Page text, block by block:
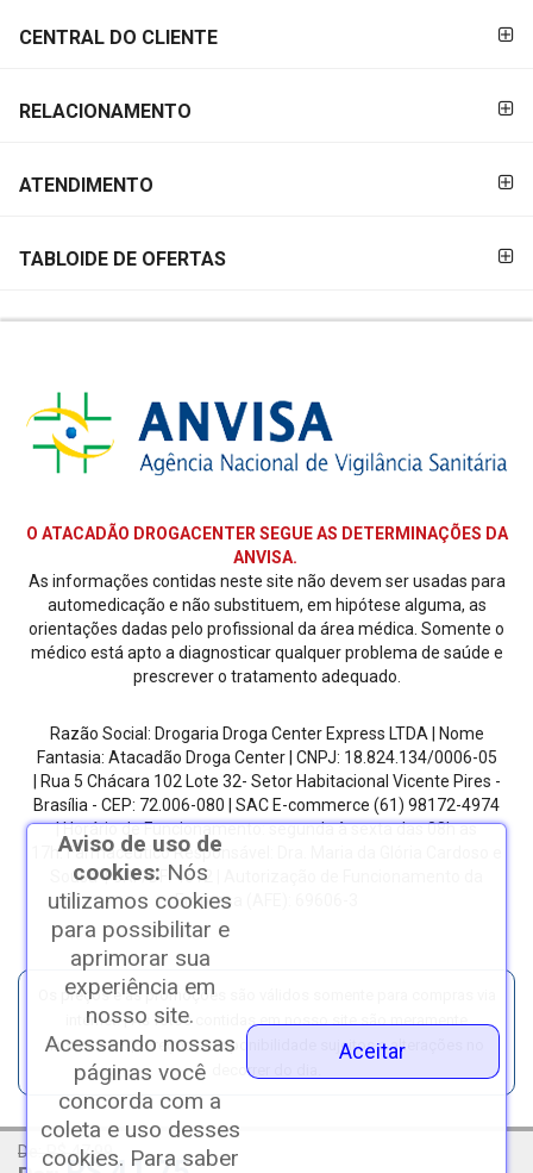
De: R$ 47,99
CENTRAL DO CLIENTE
RELACIONAMENTO
ATENDIMENTO
TABLOIDE DE OFERTAS
O ATACADÃO DROGACENTER SEGUE AS DETERMINAÇÕES DA
ANVISA.
As informações contidas neste site não devem ser usadas para
automedicação e não substituem, em hipótese alguma, as
orientações dadas pelo profissional da área médica. Somente o
médico está apto a diagnosticar qualquer problema de saúde e
prescrever o tratamento adequado.
Razão Social: Drogaria Droga Center Express LTDA | Nome
Fantasia: Atacadão Droga Center | CNPJ: 18.824.134/0006-05
| Rua 5 Chácara 102 Lote 32- Setor Habitacional Vicente Pires -
Brasília - CEP: 72.006-080
| SAC E-commerce (61) 98172-4974
| Horário de Funcionamento: segunda à sexta das 08h as
17h.Farmacêutico Responsável: Dra. Maria da Glória Cardoso e
Sousa | CRF/DF: 4612 | Autorização de Funcionamento da
Empresa (AFE): 69606-3
Os preços e as promoções são válidos somente para compras via
internet. | As fotos contidas em nosso site são meramente
ilustrativas. | *Preços e disponibilidade sujeitos a alterações no
decorrer do dia.
Copyright © 2023 Atacadão DrogaCenter - Todos os
Aviso de uso de
cookies: Nós
utilizamos cookies
para possibilitar e
aprimorar sua
experiência em
nosso site.
Acessando nossas
páginas você
concorda com a
coleta e uso desses
cookies. Para saber
Aceitar